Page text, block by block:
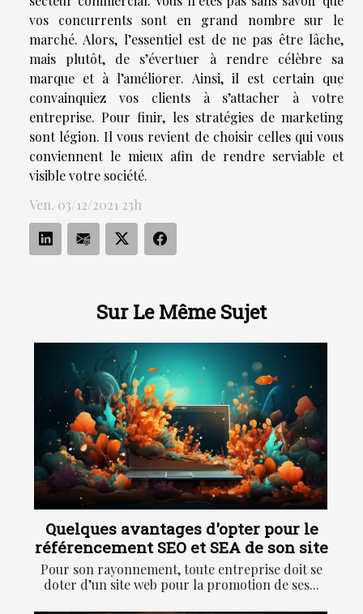
Sur Le Même Sujet
Quelques avantages d'opter pour le
référencement SEO et SEA de son site
Pour son rayonnement, toute entreprise doit se
doter d’un site web pour la promotion de ses...
vos concurrents sont en grand nombre sur le
marché. Alors, l’essentiel est de ne pas être lâche,
mais plutôt, de s’évertuer à rendre célèbre sa
marque et à l’améliorer. Ainsi, il est certain que
convainquiez vos clients à s’attacher à votre
entreprise. Pour finir, les stratégies de marketing
sont légion. Il vous revient de choisir celles qui vous
conviennent le mieux afin de rendre serviable et
visible votre société.
Ven. 03/12/2021 23h